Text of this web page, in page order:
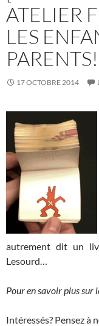
ATELIER
LES
PARENTS!
17 OCTOBRE 2014
autrement dit un
Lesourd…
Pour en savoir plus sur
Intéressés? Pensez à